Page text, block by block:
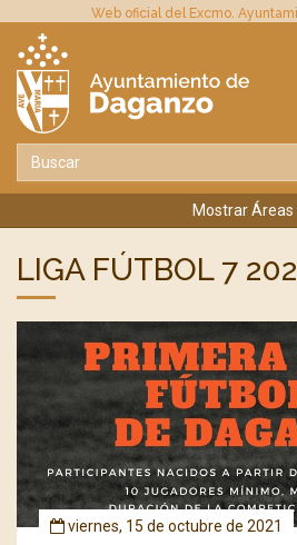
Web oficial del Excmo.
Mostrar Áreas
LIGA FÚTBOL 7
viernes, 15 de octubre de 2021